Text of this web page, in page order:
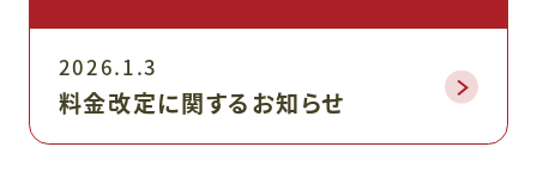
2026.1.3
料金改定に関するお知らせ